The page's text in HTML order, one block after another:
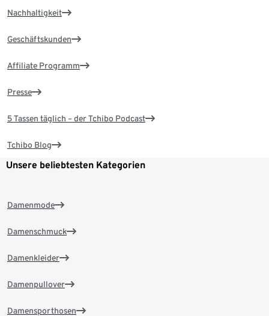
Nachhaltigkeit
Geschäftskunden
Affiliate Programm
Presse
5 Tassen täglich – der Tchibo Podcast
Tchibo Blog
Unsere beliebtesten Kategorien
Damenmode
Damenschmuck
Damenkleider
Damenpullover
Damensporthosen